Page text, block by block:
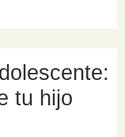
tu hijo